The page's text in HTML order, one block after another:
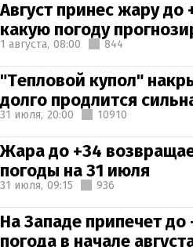
Август принес жару до
какую погоду
1 августа, 08:00 844
"Тепловой купол"
долго продлится
31 июля, 20:00 10910
Жара до +34
погоды на 31 июля
31 июля, 09:15 936
На Западе припечет до
погода в начале